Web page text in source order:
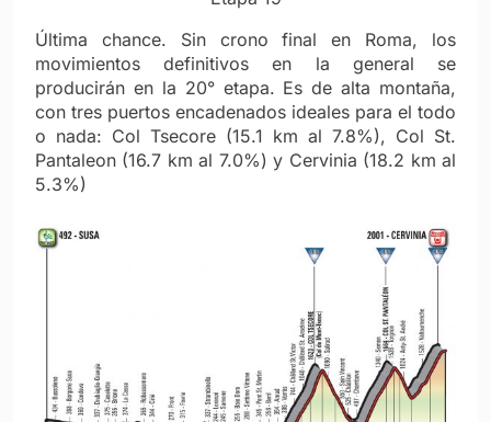
Última chance. Sin crono final en Roma, los
movimientos definitivos en la general se
producirán en la 20° etapa. Es de alta montaña,
con tres puertos encadenados ideales para el todo
o nada: Col Tsecore (15.1 km al 7.8%), Col St.
Pantaleon (16.7 km al 7.0%) y Cervinia (18.2 km al
5.3%)